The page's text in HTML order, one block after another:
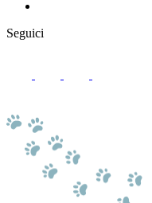
Seguici